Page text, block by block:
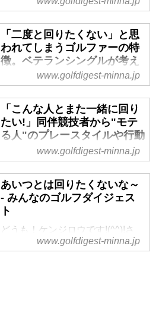
の叫び集です。
のシビアな声も…… - みんな
のゴルフダイジェスト
「もう二度と一緒に回りたくな
い!」と思うゴルファーってどん
な人? というテーマで、みなさん
の声を紹介すると大きな反響が。
そこで第ニ弾を紹介。辛辣な意見
も……。
「二度と回りたくない」と思
われてしまうゴルファーの特
徴。ベテランシングルが考え
る注意点【参上! ゴルファー
応援隊】 - みんなのゴルフダ
イジェスト
ゴルフの上達を目指すゴルファー
にとって役立つ情報を発信する
「みんゴル・ゴルファー応援
隊」。その隊長に就任したシング
ルプレーヤー・マツケンが上達の
ヒントになることを紹介。今回
は、「超マイペースなゴルファー
は好かれない」がテーマです。
www.golfdigest-minna.jp
「こんな人とまた一緒に回り
たい!」同伴競技者から"モテ
る人"のプレースタイルや行動
パターンとは? - みんなのゴル
フダイジェスト
「もう二度と一緒に回りたくない
人」の意見を2度紹介したが、ど
ちらも反響が大きかった。今回
ーマで多くの意見を紹介しよう。
www.golfdigest-minna.jp
あいつとは回りたくないな～
- みんなのゴルフダイジェス
ト
どうも！ケンジロウです!(^^)!さ
て、今回のテーマは、試合の組み
www.golfdigest-minna.jp